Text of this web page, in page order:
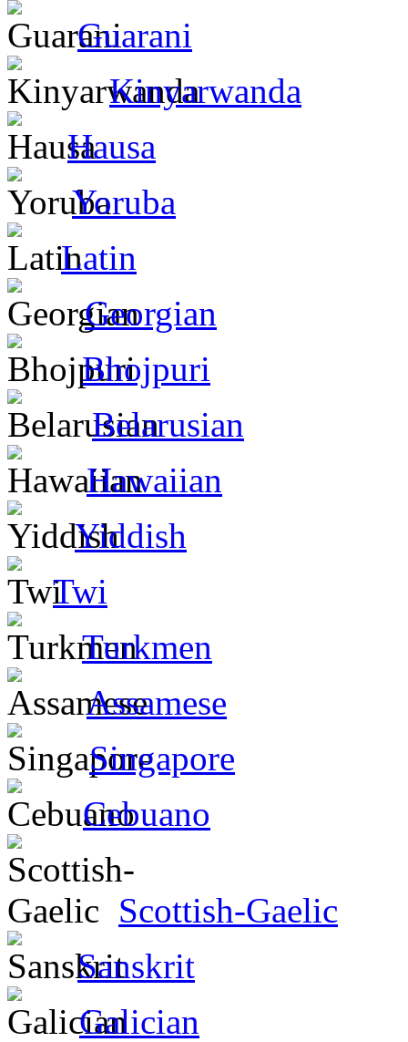
Guarani
Kinyarwanda
Hausa
Yoruba
Latin
Georgian
Bhojpuri
Belarusian
Hawaiian
Yiddish
Twi
Turkmen
Assamese
Singapore
Cebuano
Scottish-Gaelic
Sanskrit
Galician